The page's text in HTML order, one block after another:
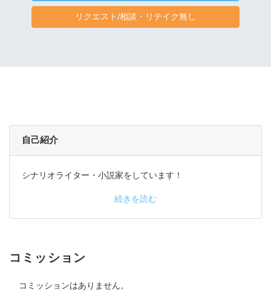
リクエスト/相談・リテイク無し
自己紹介
シナリオライター・小説家をしています！
続きを読む
コミッション
コミッションはありません。